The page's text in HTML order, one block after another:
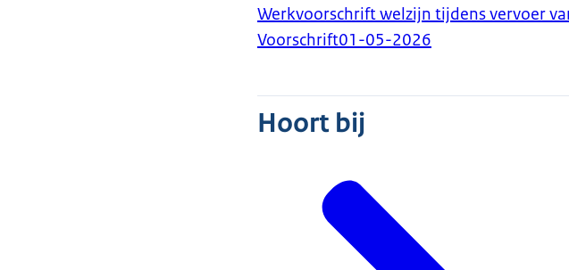
Werkvoorschrift welzijn tijdens vervoer
Voorschrift01-05-2026
Hoort bij